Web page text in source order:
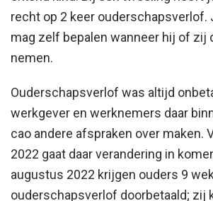
recht op 2 keer ouderschapsverlof.
mag zelf bepalen wanneer hij of zij
nemen.
Ouderschapsverlof was altijd
werkgever en werknemers daar
cao andere afspraken over maken.
2022 gaat daar verandering in
augustus 2022 krijgen ouders 9
ouderschapsverlof doorbetaald; zij